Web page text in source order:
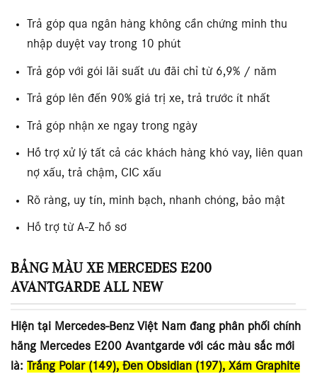
Trả góp qua ngân hàng không cần chứng minh thu
nhập duyệt vay trong 10 phút
Trả góp với gói lãi suất ưu đãi chỉ từ 6,9% / năm
Trả góp lên đến 90% giá trị xe, trả trước ít nhất
Trả góp nhận xe ngay trong ngày
Hỗ trợ xử lý tất cả các khách hàng khó vay, liên quan
nợ xấu, trả chậm, CIC xấu
Rõ ràng, uy tín, minh bạch, nhanh chóng, bảo mật
Hỗ trợ từ A-Z hồ sơ
BẢNG MÀU XE MERCEDES E200
AVANTGARDE ALL NEW
Hiện tại Mercedes-Benz Việt Nam đang phân phối chính
hãng Mercedes E200 Avantgarde với các màu sắc mới
là: Trắng Polar (149), Đen Obsidian (197), Xám Graphite